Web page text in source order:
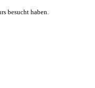
besucht haben.